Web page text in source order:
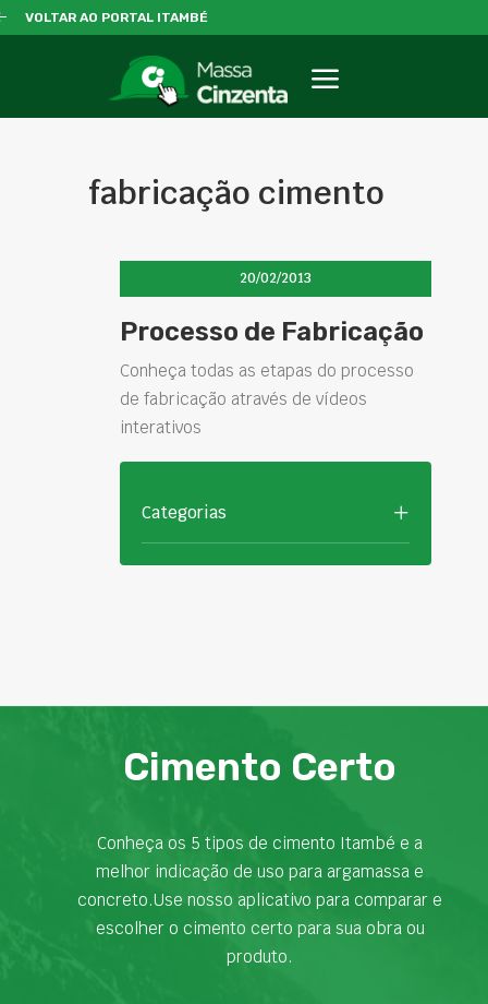
VOLTAR AO PORTAL ITAMBÉ
fabricação cimento
20/02/2013
Processo de Fabricação
Conheça todas as etapas do processo
de fabricação através de vídeos
interativos
Categorias
Cimento Certo
Conheça os 5 tipos de cimento Itambé e a
melhor indicação de uso para argamassa e
concreto.Use nosso aplicativo para comparar e
escolher o cimento certo para sua obra ou
produto.